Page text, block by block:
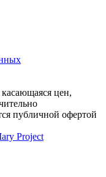
цен,
публичной офертой
Project